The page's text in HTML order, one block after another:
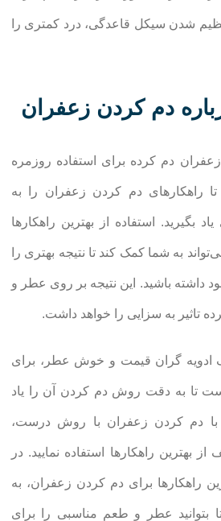
شدن سیکل قاعدگی، درد کمتری را
دم کردن زعفران
زعفران دم کرده برای استفاده روزمره
راهکارهای دم کردن زعفران را به
بگیرید. استفاده از بهترین راهکارها
به شما کمک کند تا نتیجه بهتری را
داشته باشید. این نتیجه بر روی عطر و
تاثیر به سزایی را خواهد داشت.
ادویه گران قیمت و خوش عطر، برای
تا به دقت روش دم کردن آن را یاد
و با دم کردن زعفران با روش درست،
بهترین راهکارها استفاده نمایید. در
راهکارها برای دم کردن زعفران، به
بتوانید عطر و طعم مناسبی را برای